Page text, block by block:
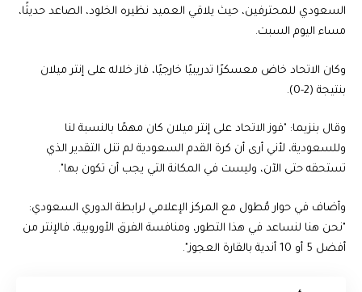
السعودي للمحترفين، حيث يلاقي العميد نظيره الخلود، الصاعد حديثًا،
مساء اليوم السبت.
وكان الاتحاد خاض معسكرًا تدريبيًا خارجيًا، فاز خلاله على إنتر ميلان
بنتيجة (2-0).
وقال بنزيما: "فوز الاتحاد على إنتر ميلان كان مهمًا بالنسبة لنا
وللسعودية، لأني أرى أن كرة القدم السعودية لم تنل التقدير الذي
تستحقه حتى الآن، وليست في المكانة التي يجب أن تكون بها".
وأضاف في حوار مُطول مع المركز الإعلامي لرابطة الدوري السعودي:
"نحن هنا لنساعد في هذا التطور، ومنافسة الفرق الأوروبية، فالإنتر من
أفضل 5 أو 10 أندية بالقارة العجوز".